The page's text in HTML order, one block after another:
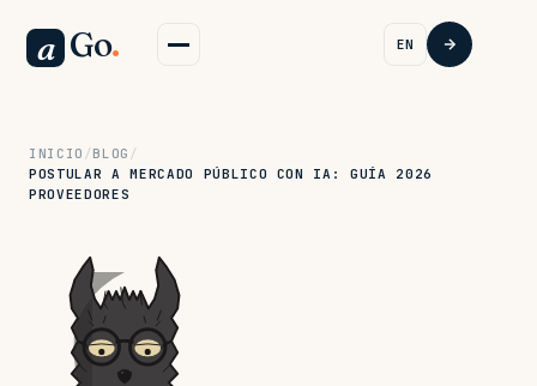
a Go. EN
INICIO / BLOG /
POSTULAR A MERCADO PÚBLICO CON IA: GUÍA 2026
PROVEEDORES